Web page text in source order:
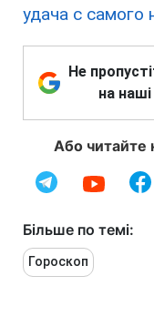
удача с самого
Не
на
Або читайте
Більше по темі:
Гороскоп